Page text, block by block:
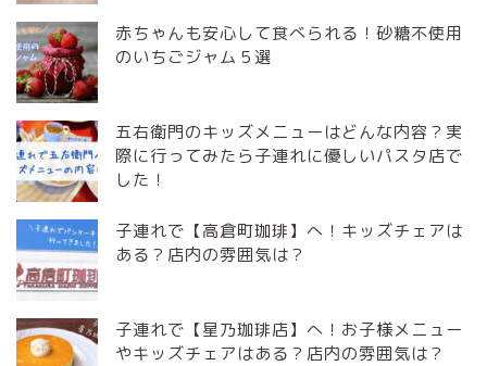
赤ちゃんも安心して食べられる！砂糖不使用
のいちごジャム５選
五右衛門のキッズメニューはどんな内容？実
際に行ってみたら子連れに優しいパスタ店で
した！
子連れで【高倉町珈琲】へ！キッズチェアは
ある？店内の雰囲気は？
子連れで【星乃珈琲店】へ！お子様メニュー
やキッズチェアはある？店内の雰囲気は？